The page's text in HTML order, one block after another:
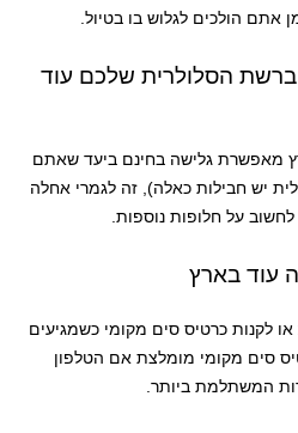
אתם הולכים לגלוש בו בטיול.
הסלולרית שלכם עוד
מאפשרת גלישה בחינם ביעד שאתם
יש חבילות כאלה), זה לגמרי אחלה
על חלופות נוספות.
עוד בארץ
או לקנות כרטיס סים מקומי כשמגיעים
סים מקומי מומלצת אם הטלפון
המשתלמת ביותר.